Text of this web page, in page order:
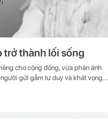
trở thành lối sống
cho cộng đồng, vừa phản ánh
gửi gắm tư duy và khát vọng...